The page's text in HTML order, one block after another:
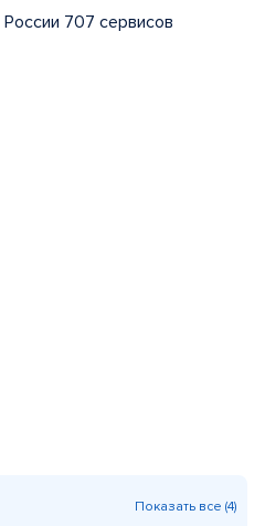
707 сервисов
Показать все (4)